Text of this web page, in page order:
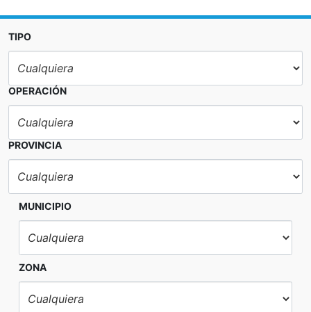
Es una oportunidad ÚNICA para quienes
entienden que los espacios con identidad no
compiten, se posicionan.
empieza aquí.
TIPO
OPERACIÓN
PROVINCIA
MUNICIPIO
ZONA